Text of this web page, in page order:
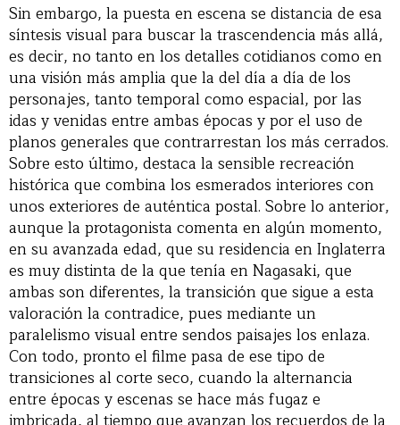
Sin embargo, la puesta en escena se distancia de esa
síntesis visual para buscar la trascendencia más allá,
es decir, no tanto en los detalles cotidianos como en
una visión más amplia que la del día a día de los
personajes, tanto temporal como espacial, por las
idas y venidas entre ambas épocas y por el uso de
planos generales que contrarrestan los más cerrados.
Sobre esto último, destaca la sensible recreación
histórica que combina los esmerados interiores con
unos exteriores de auténtica postal. Sobre lo anterior,
aunque la protagonista comenta en algún momento,
en su avanzada edad, que su residencia en Inglaterra
es muy distinta de la que tenía en Nagasaki, que
ambas son diferentes, la transición que sigue a esta
valoración la contradice, pues mediante un
paralelismo visual entre sendos paisajes los enlaza.
Con todo, pronto el filme pasa de ese tipo de
transiciones al corte seco, cuando la alternancia
entre épocas y escenas se hace más fugaz e